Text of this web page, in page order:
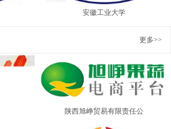
安徽工业大学
更多>>
陕西旭峥贸易有限责任公